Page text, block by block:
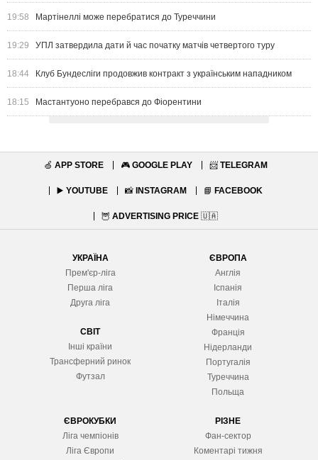
19:58 Мартінеллі може перебратися до Туреччини
19:29 УПЛ затвердила дати й час початку матчів четвертого туру
18:44 Клуб Бундесліги продовжив контракт з українським нападником
18:15 Мастантуоно перебрався до Фіорентини
🍏 APP STORE 🎮 GOOGLE PLAY 📨 TELEGRAM
▶️ YOUTUBE 📸 INSTAGRAM 📘 FACEBOOK
🦉 ADVERTISING PRICE 🇺🇦
УКРАЇНА
Прем'єр-ліга
Перша ліга
Друга ліга
СВІТ
Інші країни
Трансферний ринок
Футзал
ЄВРОПА
Англія
Іспанія
Італія
Німеччина
Франція
Нідерланди
Португалія
Туреччина
Польща
ЄВРОКУБКИ
Ліга чемпіонів
Ліга Європи
РІЗНЕ
Фан-сектор
Коментарі тижня